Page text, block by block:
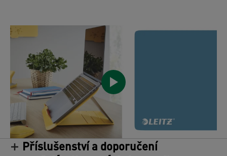
/
Příslušenství a doporučení